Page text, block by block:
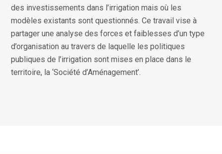
des investissements dans l’irrigation mais où les
modèles existants sont questionnés. Ce travail vise à
partager une analyse des forces et faiblesses d’un type
d’organisation au travers de laquelle les politiques
publiques de l’irrigation sont mises en place dans le
territoire, la ‘Société d’Aménagement’.